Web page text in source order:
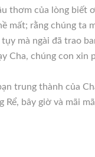
thơm của lòng biết
mất; rằng chúng ta
mà ngài đã trao
Cha, chúng con xin
trung thành của
Rể, bây giờ và mãi